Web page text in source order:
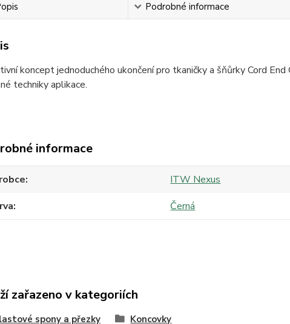
Podrobné informace
koncept jednoduchého ukončení pro tkaničky a šňůrky Cord
techniky aplikace.
informace
ITW Nexus
Černá
zařazeno v kategoriích
spony a přezky Koncovky